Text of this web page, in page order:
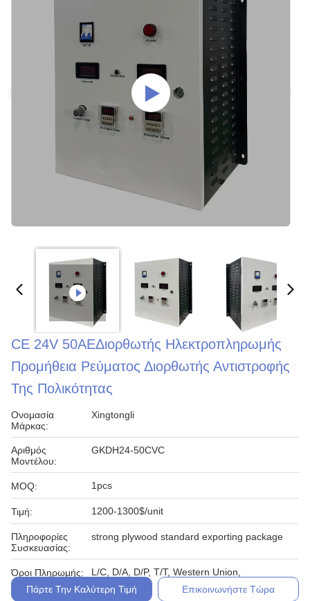
CE 24V 50AEΔιορθωτής Ηλεκτροπληρωμής
Προμήθεια Ρεύματος Διορθωτής Αντιστροφής
Της Πολικότητας
Ονομασία
Μάρκας:
Xingtongli
Αριθμός
Μοντέλου:
GKDH24-50CVC
MOQ: 1pcs
Τιμή: 1200-1300$/unit
Πληροφορίες
Συσκευασίας:
strong plywood standard exporting package
Όροι Πληρωμής:
L/C, D/A, D/P, T/T, Western Union,
Πάρτε Την Καλύτερη Τιμή
Επικοινωνήστε Τώρα